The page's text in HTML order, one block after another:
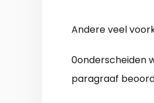
Andere veel
0onderscheiden
paragraaf